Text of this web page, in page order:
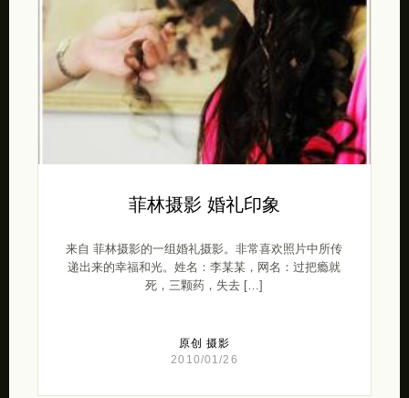
菲林摄影 婚礼印象
来自 菲林摄影的一组婚礼摄影。非常喜欢照片中所传
递出来的幸福和光。姓名：李某某，网名：过把瘾就
死，三颗药，失去 […]
原创
摄影
2010/01/26